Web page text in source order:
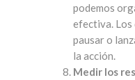
podemos
efectiva. Los
pausar o
la acción.
Medir los